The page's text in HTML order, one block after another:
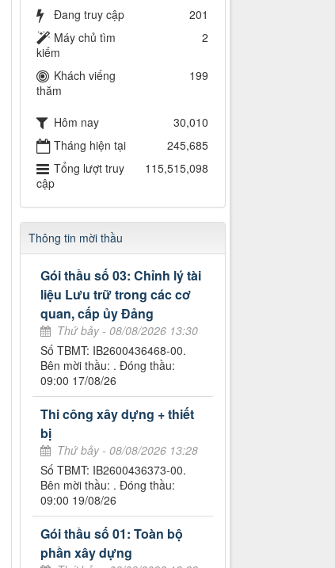
Đang truy cập
201
Máy chủ tìm
kiếm
2
Khách viếng
thăm
199
Hôm nay
30,010
Tháng hiện tại
245,685
Tổng lượt truy
cập
115,515,098
Thông tin mời thầu
Gói thầu số 03: Chỉnh lý tài
liệu Lưu trữ trong các cơ
quan, cấp ủy Đảng
Thứ bảy - 08/08/2026 13:30
Số TBMT: IB2600436468-00.
Bên mời thầu: . Đóng thầu:
09:00 17/08/26
Thi công xây dựng + thiết
bị
Thứ bảy - 08/08/2026 13:28
Số TBMT: IB2600436373-00.
Bên mời thầu: . Đóng thầu:
09:00 19/08/26
Gói thầu số 01: Toàn bộ
phần xây dựng